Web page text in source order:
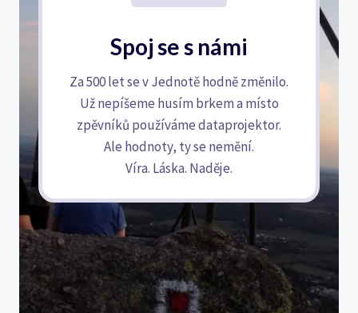
Spoj se s námi
Za 500 let se v Jednotě hodně změnilo.
Už nepíšeme husím brkem a místo
zpěvníků používáme dataprojektor.
Ale hodnoty, ty se nemění.
Víra. Láska. Naděje.